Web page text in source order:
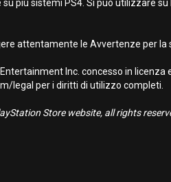
più sistemi PS4. Si può utilizzare
attentamente le Avvertenze per la
Inc. concesso in
legal per i diritti di utilizzo completi.
Store website, all rights